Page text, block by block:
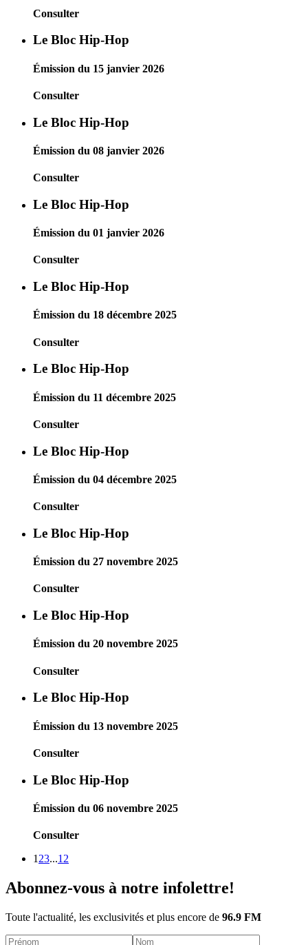
Consulter
Le Bloc Hip-Hop
Émission du 15 janvier 2026
Consulter
Le Bloc Hip-Hop
Émission du 08 janvier 2026
Consulter
Le Bloc Hip-Hop
Émission du 01 janvier 2026
Consulter
Le Bloc Hip-Hop
Émission du 18 décembre 2025
Consulter
Le Bloc Hip-Hop
Émission du 11 décembre 2025
Consulter
Le Bloc Hip-Hop
Émission du 04 décembre 2025
Consulter
Le Bloc Hip-Hop
Émission du 27 novembre 2025
Consulter
Le Bloc Hip-Hop
Émission du 20 novembre 2025
Consulter
Le Bloc Hip-Hop
Émission du 13 novembre 2025
Consulter
Le Bloc Hip-Hop
Émission du 06 novembre 2025
Consulter
1 23...12
Abonnez-vous à notre infolettre!
Toute l'actualité, les exclusivités et plus encore de 96.9 FM